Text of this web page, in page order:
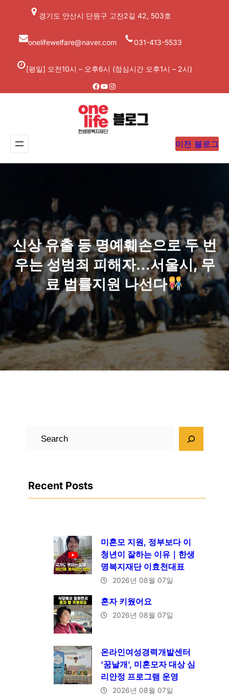
가
경기도 안산시 단원구 고잔2길 42, 503호
onelifewelfare@naver.com 031-413-5533
[평일] 오전10시 – 오후6시 (점심시간 오후1시 – 2시)
Facebook
YouTube
Instagram
이전 블로그
신상 유출 등 명예훼손으로 두 번
우는 성범죄 피해자…서울시, 무
료 법률지원 나선다
Recent Posts
미혼모 지원, 정부보다 이
청년이 잘하는 이유｜한생
명복지재단 이효천대표
2026년 08월 07일
혼자 키웠어요
2026년 08월 07일
온라인여성경력개발센터
‘꿈날개’, 미혼모자 대상 심
리안정 프로그램 운영
2026년 08월 07일